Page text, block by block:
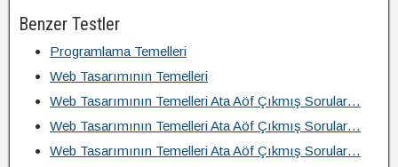
Benzer Testler
Programlama Temelleri
Web Tasarımının Temelleri
Web Tasarımının Temelleri Ata Aöf Çıkmış Sorular…
Web Tasarımının Temelleri Ata Aöf Çıkmış Sorular…
Web Tasarımının Temelleri Ata Aöf Çıkmış Sorular…